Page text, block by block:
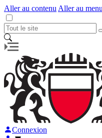
Aller au contenu Aller au menu
Connexion